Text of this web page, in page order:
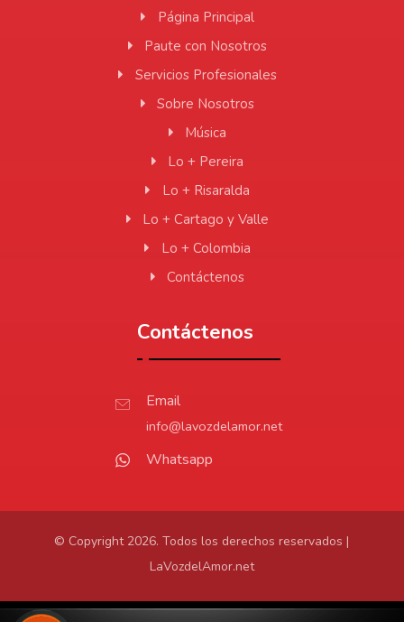
Página Principal
Paute con Nosotros
Servicios Profesionales
Sobre Nosotros
Música
Lo + Pereira
Lo + Risaralda
Lo + Cartago y Valle
Lo + Colombia
Contáctenos
Contáctenos
Email
info@lavozdelamor.net
Whatsapp
© Copyright 2026. Todos los derechos reservados |
LaVozdelAmor.net
Protección de Datos